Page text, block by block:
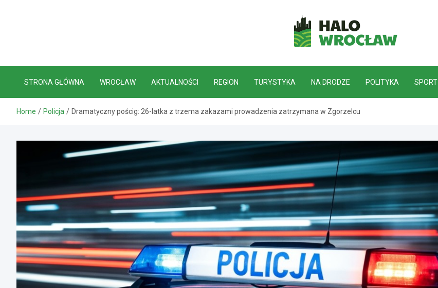
HaloWrocław.pl
STRONA GŁÓWNA WROCŁAW AKTUALNOŚCI REGION TURYSTYKA NA DRODZE POLITYKA SPORT
Home Policja Dramatyczny pościg: 26-latka z trzema zakazami prowadzenia zatrzymana w Zgorzelcu